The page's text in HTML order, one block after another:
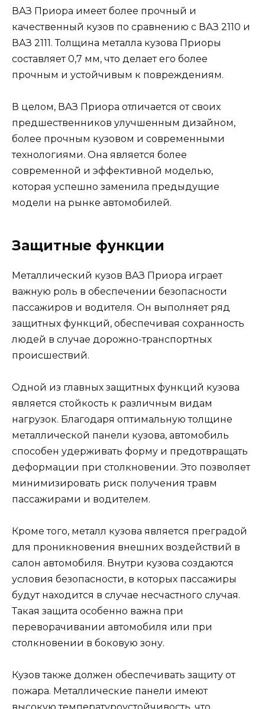
ВАЗ Приора имеет более прочный и
качественный кузов по сравнению с ВАЗ 2110 и
ВАЗ 2111. Толщина металла кузова Приоры
составляет 0,7 мм, что делает его более
прочным и устойчивым к повреждениям.
В целом, ВАЗ Приора отличается от своих
предшественников улучшенным дизайном,
более прочным кузовом и современными
технологиями. Она является более
современной и эффективной моделью,
которая успешно заменила предыдущие
модели на рынке автомобилей.
Защитные функции
Металлический кузов ВАЗ Приора играет
важную роль в обеспечении безопасности
пассажиров и водителя. Он выполняет ряд
защитных функций, обеспечивая сохранность
людей в случае дорожно-транспортных
происшествий.
Одной из главных защитных функций кузова
является стойкость к различным видам
нагрузок. Благодаря оптимальную толщине
металлической панели кузова, автомобиль
способен удерживать форму и предотвращать
деформации при столкновении. Это позволяет
минимизировать риск получения травм
пассажирами и водителем.
Кроме того, металл кузова является преградой
для проникновения внешних воздействий в
салон автомобиля. Внутри кузова создаются
условия безопасности, в которых пассажиры
будут находится в случае несчастного случая.
Такая защита особенно важна при
переворачивании автомобиля или при
столкновении в боковую зону.
Кузов также должен обеспечивать защиту от
пожара. Металлические панели имеют